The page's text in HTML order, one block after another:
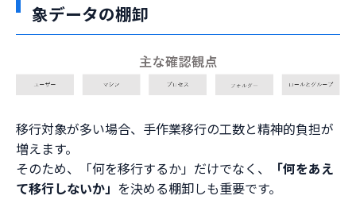
象データの棚卸
移行対象が多い場合、手作業移行の工数と精神的負担が
増えます。
そのため、「何を移行するか」だけでなく、
「何をあえ
て移行しないか」 を決める棚卸しも重要です。